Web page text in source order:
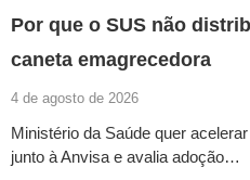
Por que o SUS não
caneta emagrecedora
4 de agosto de 2026
Ministério da Saúde quer
junto à Anvisa e avalia adoção…